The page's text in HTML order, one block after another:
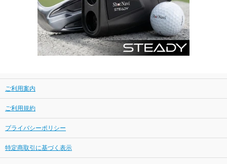
ご利用案内
ご利用規約
プライバシーポリシー
特定商取引に基づく表示